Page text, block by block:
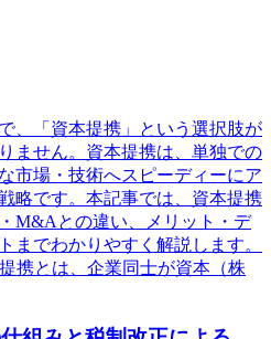
、「資本提携」という選択肢が
ません。資本提携は、単独での
市場・技術へスピーディーにア
略です。本記事では、資本提携
M&Aとの違い、メリット・デ
までわかりやすく解説します。
携とは、企業同士が資本（株